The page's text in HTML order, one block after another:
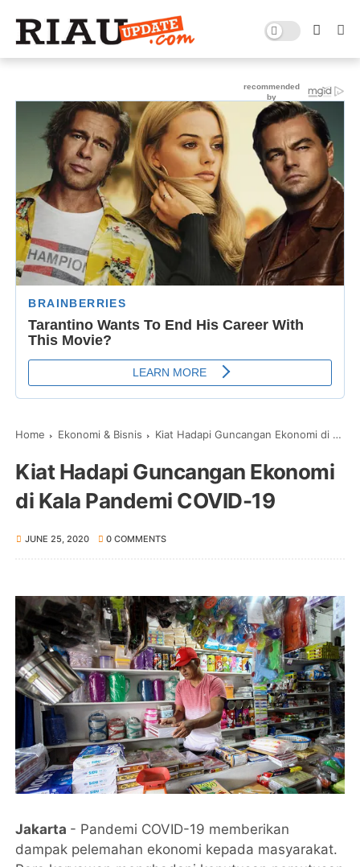
Home Ekonomi & Bisnis Kiat Hadapi Guncangan Ekonomi di Kala Pandemi COVID-19
Kiat Hadapi Guncangan Ekonomi
di Kala Pandemi COVID-19
JUNE 25, 2020 0 COMMENTS
Jakarta - Pandemi COVID-19 memberikan
dampak pelemahan ekonomi kepada masyarakat.